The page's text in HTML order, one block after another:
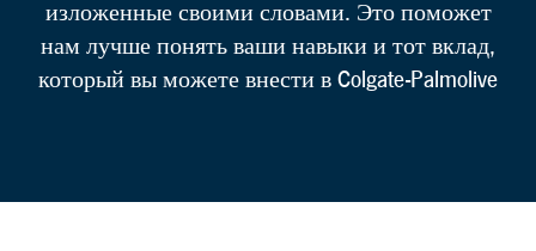
изложенные своими словами. Это поможет
нам лучше понять ваши навыки и тот вклад,
который вы можете внести в Colgate-Palmolive